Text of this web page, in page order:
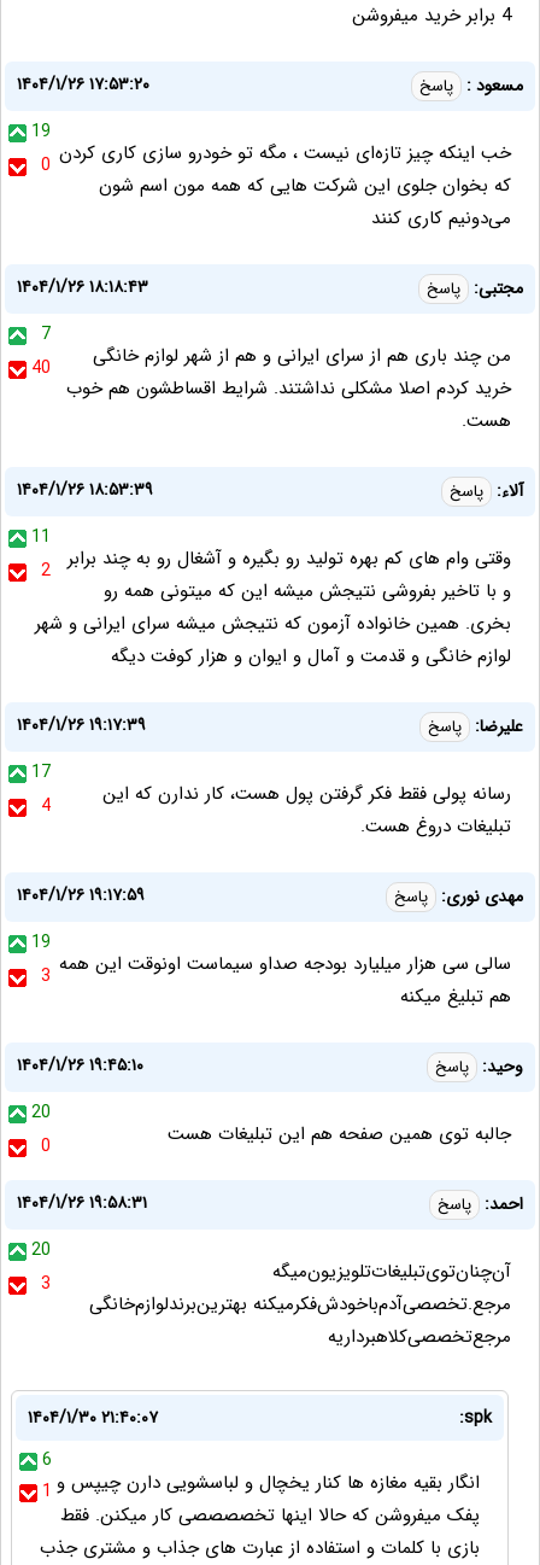
4 برابر خرید میفروشن
مسعود : پاسخ
۱۴۰۴/۱/۲۶ ۱۷:۵۳:۲۰
19
0 خب اینکه چیز تازه‌ای نیست ، مگه تو خودرو سازی کاری کردن
که بخوان جلوی این شرکت هایی که همه مون اسم شون
می‌دونیم کاری کنند
مجتبی: پاسخ
۱۴۰۴/۱/۲۶ ۱۸:۱۸:۴۳
7
40
من چند باری هم از سرای ایرانی و هم از شهر لوازم خانگی
خرید کردم اصلا مشکلی نداشتند. شرایط اقساطشون هم خوب
هست.
آلاء: پاسخ
۱۴۰۴/۱/۲۶ ۱۸:۵۳:۳۹
11
2
وقتی وام های کم بهره تولید رو بگیره و آشغال رو به چند برابر
و با تاخیر بفروشی نتیجش میشه این که میتونی همه رو
بخری. همین خانواده آزمون که نتیجش میشه سرای ایرانی و شهر
لوازم خانگی و قدمت و آمال و ایوان و هزار کوفت دیگه
علیرضا: پاسخ
۱۴۰۴/۱/۲۶ ۱۹:۱۷:۳۹
17
4
رسانه پولی فقط فکر گرفتن پول هست، کار ندارن که این
تبلیغات دروغ هست.
مهدی نوری: پاسخ
۱۴۰۴/۱/۲۶ ۱۹:۱۷:۵۹
19
3 سالی سی هزار میلیارد بودجه صداو سیماست اونوقت این همه
هم تبلیغ میکنه
وحید: پاسخ
۱۴۰۴/۱/۲۶ ۱۹:۴۵:۱۰
20
0
جالبه توی همین صفحه هم این تبلیغات هست
احمد: پاسخ
۱۴۰۴/۱/۲۶ ۱۹:۵۸:۳۱
20
3
آن‌چنان‌توی‌تبلیغات‌تلویزیون‌میگه
مرجع.تخصصی‌آدم‌باخودش‌فکرمیکنه بهترین‌برندلوازم‌خانگی
مرجع‌تخصصی‌کلاهبرداریه
spk:
۱۴۰۴/۱/۳۰ ۲۱:۴۰:۰۷
6
1 انگار بقیه مغازه ها کنار یخچال و لباسشویی دارن چیپس و
پفک میفروشن که حالا اینها تخصصصصی کار میکنن. فقط
بازی با کلمات و استفاده از عبارت های جذاب و مشتری جذب